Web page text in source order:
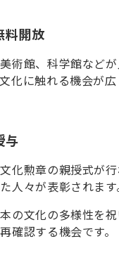
料開放
術館、科学館など
化に触れる機会が
与
化勲章の親授式が
人々が表彰されます
の文化の多様性を
確認する機会です。